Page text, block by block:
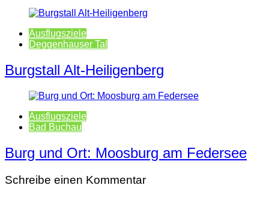
Ausflugsziele
Deggenhauser Tal
Burgstall Alt-Heiligenberg
Ausflugsziele
Bad Buchau
Burg und Ort: Moosburg am Federsee
Schreibe einen Kommentar